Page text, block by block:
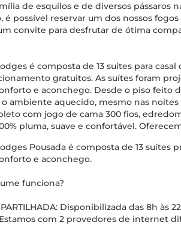
de esquilos e de diversos pássaros
é possível reservar um dos nossos
convite para desfrutar de ótima
é composta de 13 suites para
gratuitos. As suítes foram
e aconchego. Desde o piso feito
ambiente aquecido, mesmo nas noites
com jogo de cama 300 fios,
pluma, suave e confortável.
Pousada é composta de 13 suítes
e aconchego.
funciona?
Disponibilizada das 8h às
Estamos com 2 provedores de internet